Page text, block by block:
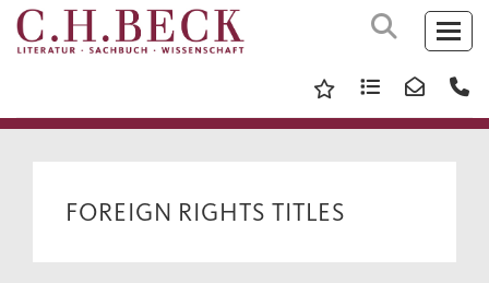
FOREIGN RIGHTS TITLES